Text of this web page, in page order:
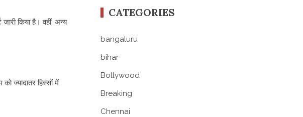
किया है। वहीं, अन्य
ज्यादातर हिस्सों में
CATEGORIES
bangaluru
bihar
Bollywood
Breaking
Chennai